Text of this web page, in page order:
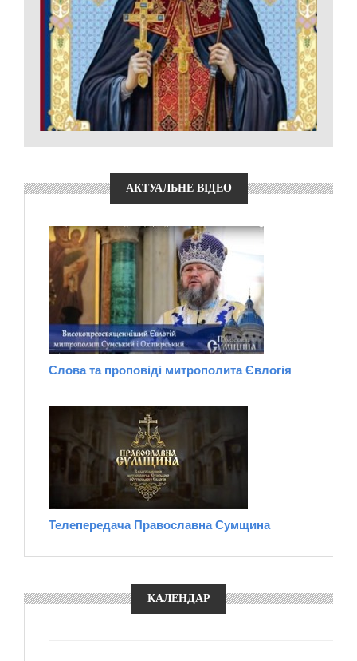
АКТУАЛЬНЕ ВІДЕО
Слова та проповіді митрополита Євлогія
Телепередача Православна Сумщина
КАЛЕНДАР